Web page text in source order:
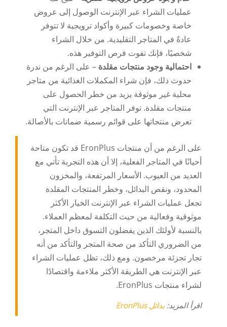
عمليات الشراء عبر الإنترنت الوصول إلى عروض
خاصة وخصومات كبيرة وأكواد ترويجية لا تتوفر
عادةً في المتاجر التقليدية. من خلال الشراء
شخصيًا، فإنك تفوت فرص التوفير هذه.
احتمالية وجود منتجات مقلدة – على الرغم من ندرة
حدوث ذلك، فإن شراء المكملات الغذائية من متاجر
محلية غير موثوقة يزيد من خطر الحصول على
منتجات مقلدة. توفر المتاجر عبر الإنترنت التي
تعرض منتجاتها على قوائم رسمية ضمانات بالأصالة.
على الرغم من أن منتجات EronPlus قد تكون متاحة
أحيانًا في المتاجر الفعلية، إلا أن هذه التجربة تأتي مع
العديد من العيوب. الأسعار المرتفعة، والمخزون
المحدود، ونقص البدائل، وخطر المنتجات المقلدة
تجعل عمليات الشراء عبر الإنترنت الخيار الأكثر
موثوقية وفعالية من حيث التكلفة لمعظم العملاء.
بالنسبة لأولئك الذين يفضلون التسوق داخل المتجر،
من الضروري التأكد من صحة المتجر والتأكد من أنه
تجار تجزئة مرخصون. ومع ذلك، تظل عمليات الشراء
عبر الإنترنت هي الطريقة الأكثر ملاءمة واقتصادًا
لشراء منتجات EronPlus.
اقرأ المزيد: بدائل EronPlus